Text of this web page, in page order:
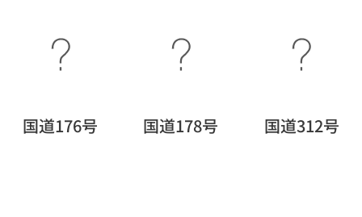
国道176号 国道178号 国道312号